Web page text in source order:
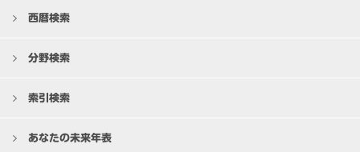
西暦検索
分野検索
索引検索
あなたの未来年表